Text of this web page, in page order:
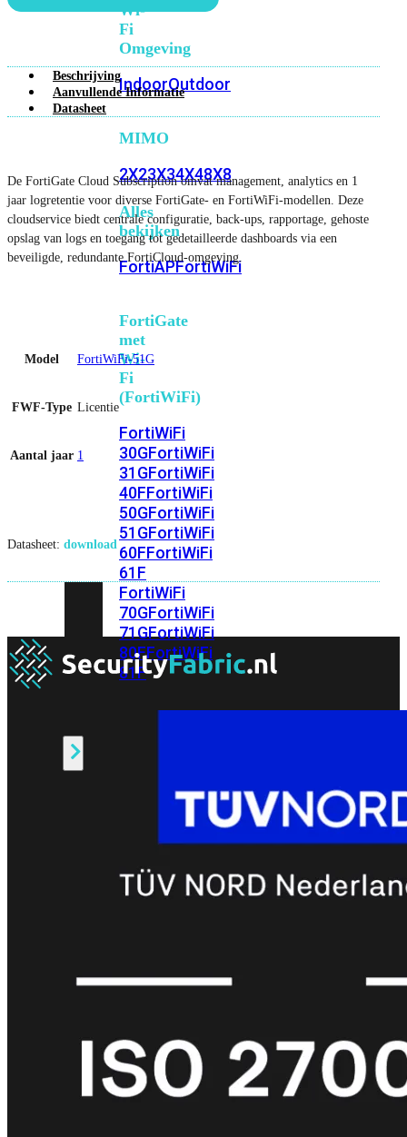
Wi-
Fi
Omgeving
IndoorOutdoor
MIMO
2X23X34X48X8
Alles
bekijken
FortiAPFortiWiFi
FortiGate
met
Wi-
Fi
(FortiWiFi)
FortiWiFi
30GFortiWiFi
31GFortiWiFi
40FFortiWiFi
50GFortiWiFi
51GFortiWiFi
60FFortiWiFi
61F
FortiWiFi
70GFortiWiFi
71GFortiWiFi
80FFortiWiFi
81F
Licenties
Support
Upgrades
FortiCare
RMA
FortiCare
Beschrijving
Aanvullende Informatie
Datasheet
De FortiGate Cloud Subscription omvat management, analytics en 1
jaar logretentie voor diverse FortiGate- en FortiWiFi-modellen. Deze
cloudservice biedt centrale configuratie, back-ups, rapportage, gehoste
opslag van logs en toegang tot gedetailleerde dashboards via een
beveiligde, redundante FortiCloud-omgeving.
Model FortiWiFi-51G
FWF-Type Licentie
Aantal jaar 1
Datasheet: download